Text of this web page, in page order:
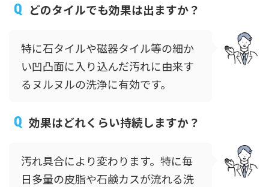
どのタイルでも効果は出ますか？
特に石タイルや磁器タイル等の細か
い凹凸面に入り込んだ汚れに由来す
るヌルヌルの洗浄に有効です。
効果はどれくらい持続しますか？
汚れ具合により変わります。特に毎
日多量の皮脂や石鹸カスが流れる洗